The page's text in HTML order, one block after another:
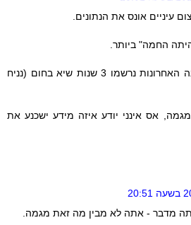
עיניים אונס את הנתונים.
אין וויכוח שב 14 שנה האחרונות נרשמו 3 שנות שיא בחום (נניח
אס אינני יודע איזה מידע ישכנע את
מדבר - אתה לא מבין מה זאת מגמה.